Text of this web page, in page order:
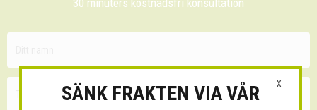
30 minuters kostnadsfri konsultation
X
SÄNK FRAKTEN VIA VÅR